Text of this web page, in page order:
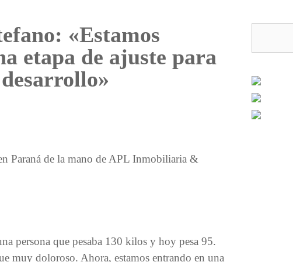
«Estamos
etapa de ajuste para
Paraná de la mano de APL Inmobiliaria &
persona que pesaba 130 kilos y hoy pesa 95.
muy doloroso. Ahora, estamos entrando en una